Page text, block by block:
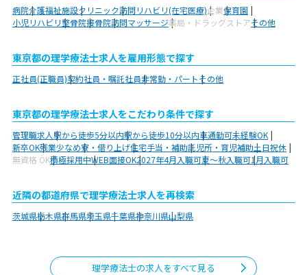
病院介護福祉施設クリニック訪問リハビリ(在宅医療)企業保育園
小児リハビリ整骨院接骨院訪問マッサージ薬局・ドラッグストアその他
東京都の理学療法士求人を雇用形態で探す
正社員(正職員)契約社員・嘱託社員非常勤・パートその他
東京都の理学療法士求人をこだわり条件で探す
管理職求人駅から徒歩5分以内駅から徒歩10分以内車通勤可未経験OK
新卒OK残業少なめ寮・借り上げ住宅手当・補助託児所・育児補助土日祝休
無資格 OK積極採用中WEB面接OK2027年4月入職可夏～秋入職可1月入職可
近隣の都道府県で理学療法士求人を再検索
茨城県栃木県群馬県埼玉県千葉県神奈川県山梨県
理学療法士の求人をすべて見る